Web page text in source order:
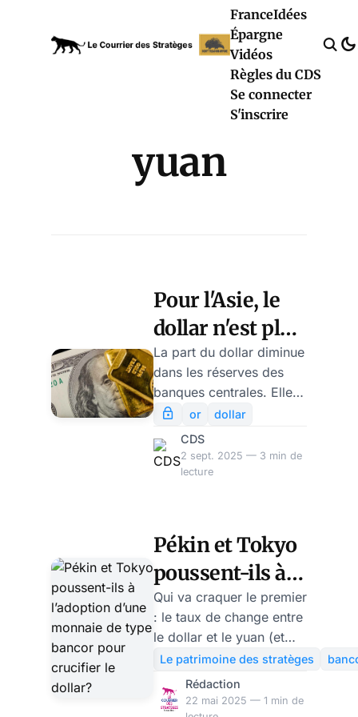
FranceIdées
Épargne
Vidéos
Règles du CDS
Se connecter
S'inscrire
yuan
Pour l'Asie, le
dollar n'est plus
"as good as
gold"
La part du dollar diminue
dans les réserves des
banques centrales. Elle
ne représente plus que
42%. Et c'est au profit
de l'or, qui fait son grand
retour, après trois
plus du quart des
réserves. Il y a l'histoire
fébrile d'un âge
communiquant à
outrance. Et puis il y a
les lents glissements de
terrain, qui indiquent les
modèleront un nouveau
système monétaire
or
dollar
CDS
2 sept. 2025 — 3 min de
lecture
Pékin et Tokyo
poussent-ils à
l’adoption d’une
monnaie de
type bancor
pour crucifier
Qui va craquer le premier
: le taux de change entre
le dollar et le yuan (et
accessoirement le yen)
ou le système monétaire
international (SMI) et,
Le patrimoine des stratèges
Rédaction
22 mai 2025 — 1 min de